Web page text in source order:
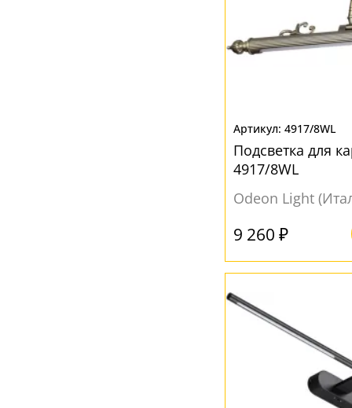
4917/8WL
Подсветка для
4917/8WL
Odeon Light
9 260 ₽